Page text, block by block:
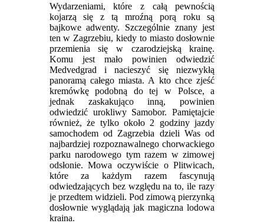
Wydarzeniami, które z całą pewnością
kojarzą się z tą mroźną porą roku są
bajkowe adwenty. Szczególnie znany jest
ten w Zagrzebiu, kiedy to miasto dosłownie
przemienia się w czarodziejską krainę.
Komu jest mało powinien odwiedzić
Medvedgrad i nacieszyć się niezwykłą
panoramą całego miasta. A kto chce zjeść
kremówkę podobną do tej w Polsce, a
jednak zaskakująco inną, powinien
odwiedzić urokliwy Samobor. Pamiętajcie
również, że tylko około 2 godziny jazdy
samochodem od Zagrzebia dzieli Was od
najbardziej rozpoznawalnego chorwackiego
parku narodowego tym razem w zimowej
odsłonie. Mowa oczywiście o Plitwicach,
które za każdym razem fascynują
odwiedzających bez względu na to, ile razy
je przedtem widzieli. Pod zimową pierzynką
dosłownie wyglądają jak magiczna lodowa
kraina.